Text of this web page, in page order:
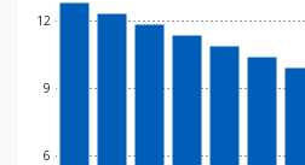
6
9
12